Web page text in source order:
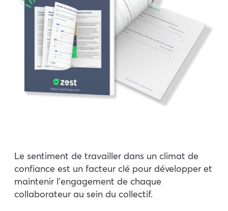
Le sentiment de travailler dans un climat de
confiance est un facteur clé pour développer et
maintenir l’engagement de chaque
collaborateur au sein du collectif.